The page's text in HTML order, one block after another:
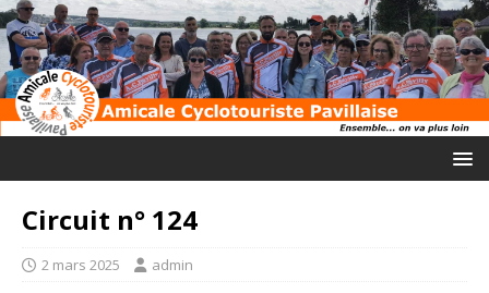
Circuit n° 124
2 mars 2025 admin